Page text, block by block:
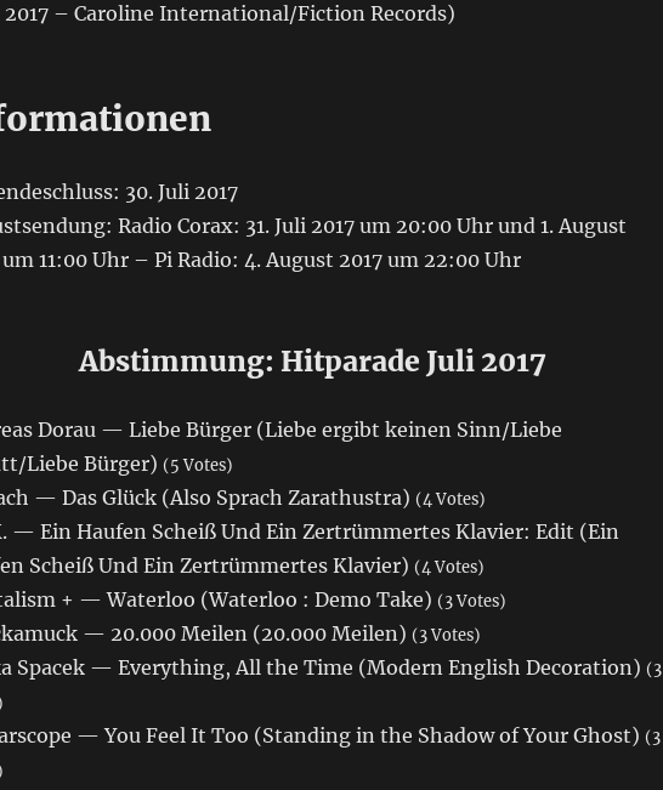
– Caroline International/Fiction Records)
30. Juli 2017
Radio Corax: 31. Juli 2017 um 20:00 Uhr und 1. August
um 11:00 Uhr – Pi Radio: 4. August 2017 um 22:00 Uhr
Abstimmung: Hitparade Juli 2017
Dorau — Liebe Bürger (Liebe ergibt keinen Sinn/Liebe
Liebe Bürger) (5 Votes)
— Das Glück (Also Sprach Zarathustra) (4 Votes)
— Ein Haufen Scheiß Und Ein Zertrümmertes Klavier: Edit (Ein
Scheiß Und Ein Zertrümmertes Klavier) (4 Votes)
+ — Waterloo (Waterloo : Demo Take) (3 Votes)
— 20.000 Meilen (20.000 Meilen) (3 Votes)
Spacek — Everything, All the Time (Modern English Decoration) (3
— You Feel It Too (Standing in the Shadow of Your Ghost) (3